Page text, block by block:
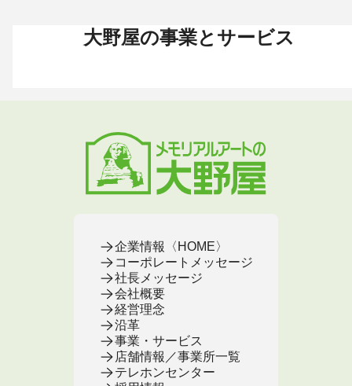
大野屋の事業とサービス
お葬式 〈HOME〉
終活セミナー・イベント
お葬式のFAQ
お葬式の相談窓口
お墓・墓地 〈HOME〉
お墓の相談窓口
お墓の基本知識
お仏壇 〈HOME〉
手元供養 〈HOME〉
終活・相続 〈HOME〉
医療・介護
企業情報〈HOME〉
コーポレートメッセージ
社長メッセージ
会社概要
経営理念
沿革
事業・サービス
店舗情報／事業所一覧
テレホンセンター